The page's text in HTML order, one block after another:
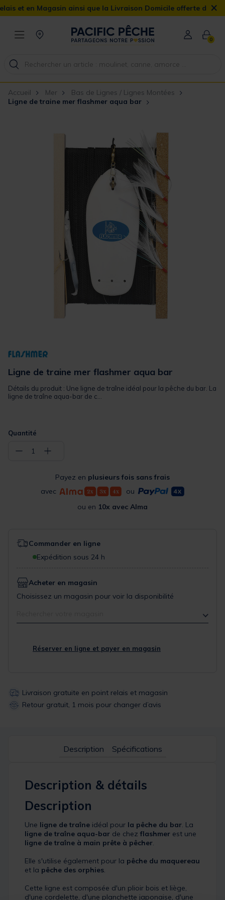
Magasin ainsi que la Livraison Domicile offerte dès 90€ ×
0
Accueil Mer
Bas de Lignes / Lignes Montées
Ligne de traine mer flashmer aqua bar
Ligne de traine mer flashmer aqua bar
Détails du produit : Une ligne de traîne idéal pour la pêche du bar. La
ligne de traîne aqua-bar de c...
Quantité
− 1 +
Payez en plusieurs fois sans frais
avec
ou
ou en 10x avec Alma
Commander en ligne
Expédition sous 24 h
Acheter en magasin
Choisissez un magasin pour voir la disponibilité
Réserver en ligne et payer en magasin
Livraison gratuite en point relais et magasin
Retour gratuit, 1 mois pour changer d’avis
Description Spécifications
Description & détails
Description
Une ligne de traîne idéal pour la pêche du bar. La
ligne de traîne aqua-bar de chez flashmer est une
ligne de traîne à main prête à pêcher.
Elle s'utilise également pour la pêche du maquereau
et la pêche des orphies.
Cette ligne est composée d'un plioir bois et liège,
d'une cordelette, d'une planchette japonaise, d'une